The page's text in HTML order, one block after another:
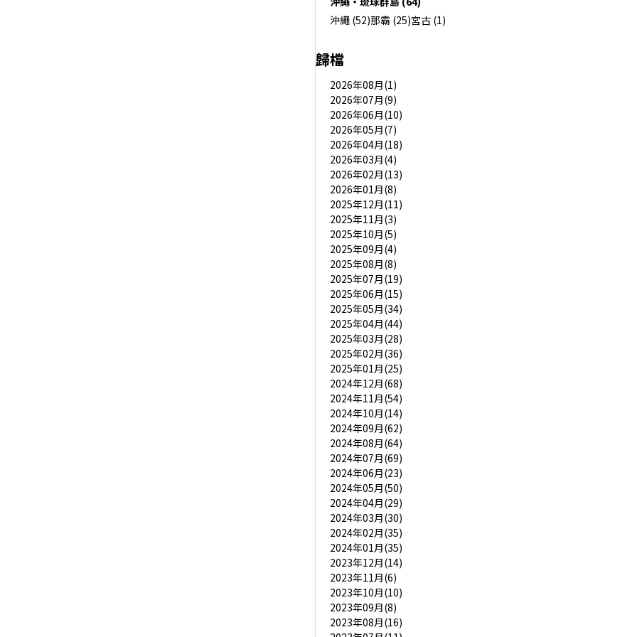
沖繩 (52)那霸 (25)宮古 (1)
歸檔
2026年08月(1)
2026年07月(9)
2026年06月(10)
2026年05月(7)
2026年04月(18)
2026年03月(4)
2026年02月(13)
2026年01月(8)
2025年12月(11)
2025年11月(3)
2025年10月(5)
2025年09月(4)
2025年08月(8)
2025年07月(19)
2025年06月(15)
2025年05月(34)
2025年04月(44)
2025年03月(28)
2025年02月(36)
2025年01月(25)
2024年12月(68)
2024年11月(54)
2024年10月(14)
2024年09月(62)
2024年08月(64)
2024年07月(69)
2024年06月(23)
2024年05月(50)
2024年04月(29)
2024年03月(30)
2024年02月(35)
2024年01月(35)
2023年12月(14)
2023年11月(6)
2023年10月(10)
2023年09月(8)
2023年08月(16)